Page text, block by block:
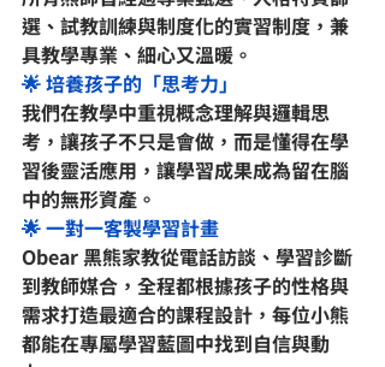
選、試教訓練與制度化的實習制度，兼
具教學專業、細心又溫暖。
🌟 培養孩子的「思考力」
我們在教學中重視概念理解與邏輯思
考，讓孩子不只是會做，而是懂得在學
習後靈活應用，讓學習成果成為留在腦
中的無形資產。
🌟 一對一客製學習計畫
Obear 黑熊家教從電話訪談、學習診斷
到教師媒合，全程都根據孩子的性格與
需求打造最適合的課程設計，每位小熊
都能在專屬學習藍圖中找到自信與動